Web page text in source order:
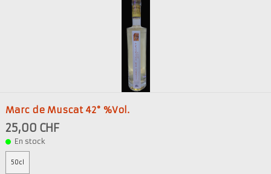
Marc de Muscat 42° %Vol.
25,00 CHF
En stock
50cl